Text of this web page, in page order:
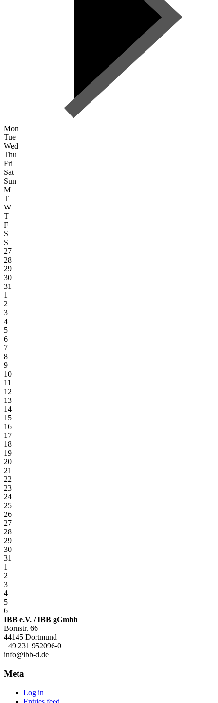
Mon
Tue
Wed
Thu
Fri
Sat
Sun
M
T
W
T
F
S
S
27
28
29
30
31
1
2
3
4
5
6
7
8
9
10
11
12
13
14
15
16
17
18
19
20
21
22
23
24
25
26
27
28
29
30
31
1
2
3
4
5
6
IBB e.V. / IBB gGmbh
Bornstr. 66
44145 Dortmund
+49 231 952096-0
info@ibb-d.de
Meta
Log in
Entries feed